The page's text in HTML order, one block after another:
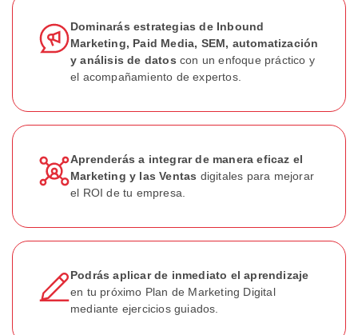
Dominarás estrategias de Inbound
Marketing, Paid Media, SEM, automatización
y análisis de datos con un enfoque práctico y
el acompañamiento de expertos.
Aprenderás a integrar de manera eficaz el
Marketing y las Ventas digitales para mejorar
el ROI de tu empresa.
Podrás aplicar de inmediato el aprendizaje
en tu próximo Plan de Marketing Digital
mediante ejercicios guiados.